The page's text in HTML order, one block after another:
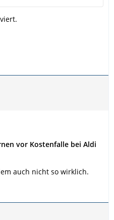
vor Kostenfalle bei Aldi
auch nicht so wirklich.